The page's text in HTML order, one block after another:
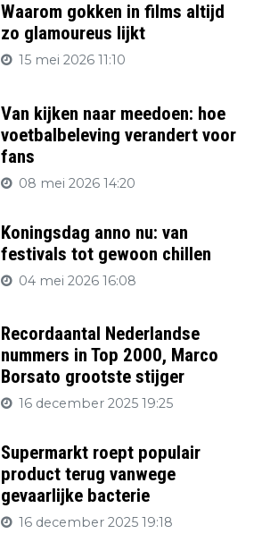
Waarom gokken in films altijd
zo glamoureus lijkt
15 mei 2026 11:10
Van kijken naar meedoen: hoe
voetbalbeleving verandert voor
fans
08 mei 2026 14:20
Koningsdag anno nu: van
festivals tot gewoon chillen
04 mei 2026 16:08
Recordaantal Nederlandse
nummers in Top 2000, Marco
Borsato grootste stijger
16 december 2025 19:25
Supermarkt roept populair
product terug vanwege
gevaarlijke bacterie
16 december 2025 19:18